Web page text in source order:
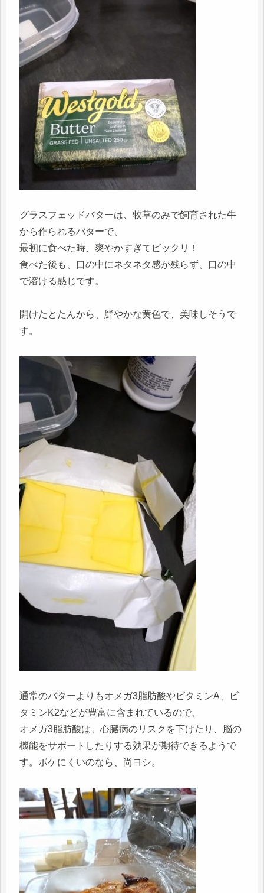
グラスフェッドバターは、牧草のみで飼育された牛
から作られるバターで、
最初に食べた時、爽やかすぎてビックリ！
食べた後も、口の中にネタネタ感が残らず、口の中
で溶ける感じです。
開けたとたんから、鮮やかな黄色で、美味しそうで
す。
通常のバターよりもオメガ3脂肪酸やビタミンA、ビ
タミンK2などが豊富に含まれているので、
オメガ3脂肪酸は、心臓病のリスクを下げたり、脳の
機能をサポートしたりする効果が期待できるようで
す。ボケにくいのなら、尚ヨシ。